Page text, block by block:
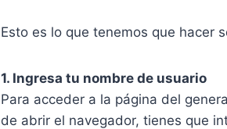
Esto es lo que tenemos que hacer
1. Ingresa tu nombre de usuario
Para acceder a la página del
de abrir el navegador, tienes que